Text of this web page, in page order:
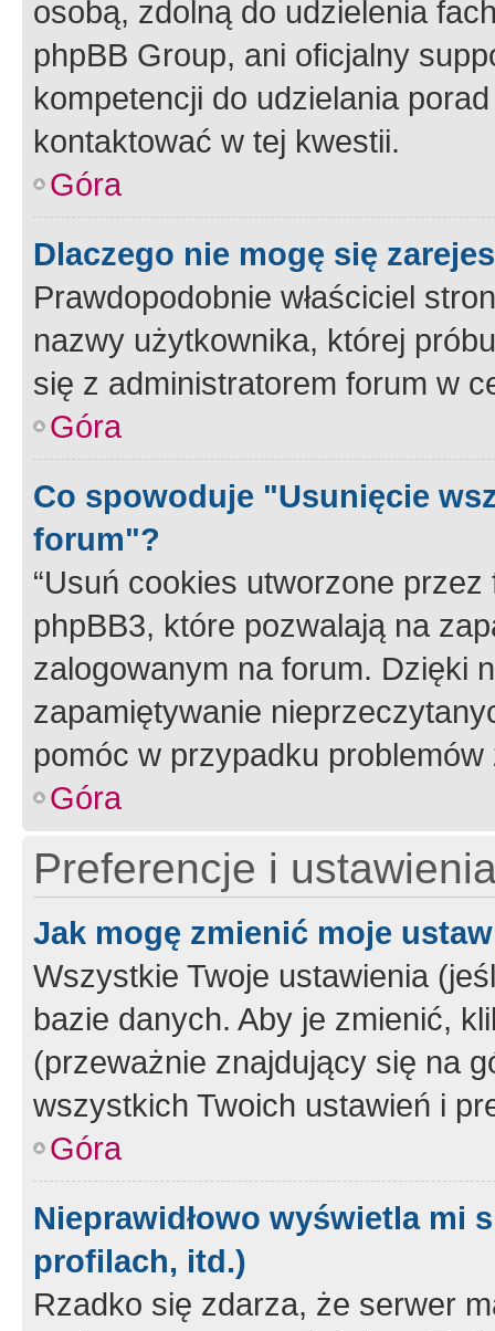
osobą, zdolną do udzielenia
phpBB Group, ani oficjalny
kompetencji do udzielania
kontaktować w tej kwestii.
Góra
Dlaczego nie mogę się
Prawdopodobnie właściciel
nazwy użytkownika, której
się z administratorem forum w
Góra
Co spowoduje "Usunięcie
forum"?
“Usuń cookies utworzone
phpBB3, które pozwalają na
zalogowanym na forum. Dzięki
zapamiętywanie
pomóc w przypadku
Góra
Preferencje i
Jak mogę zmienić moje
Wszystkie Twoje ustawienia
bazie danych. Aby je zmienić,
(przeważnie znajdujący się na
wszystkich Twoich ustawień i
Góra
Nieprawidłowo wyświetla mi
profilach, itd.)
Rzadko się zdarza, że serwer